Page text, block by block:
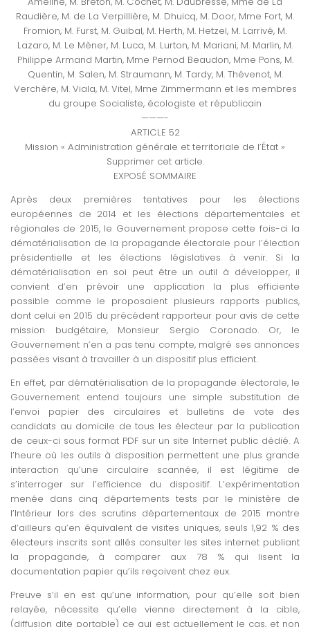
Raudière, M. de La Verpillière, M. Dhuicq, M. Door, Mme Fort, M.
Fromion, M. Furst, M. Guibal, M. Herth, M. Hetzel, M. Larrivé, M.
Lazaro, M. Le Mèner, M. Luca, M. Lurton, M. Mariani, M. Marlin, M.
Philippe Armand Martin, Mme Pernod Beaudon, Mme Pons, M.
Quentin, M. Salen, M. Straumann, M. Tardy, M. Thévenot, M.
Verchère, M. Viala, M. Vitel, Mme Zimmermann et les membres
du groupe Socialiste, écologiste et républicain
———-
ARTICLE 52
Mission « Administration générale et territoriale de l’État »
Supprimer cet article.
EXPOSÉ SOMMAIRE
Après deux premières tentatives pour les élections
européennes de 2014 et les élections départementales et
régionales de 2015, le Gouvernement propose cette fois-ci la
dématérialisation de la propagande électorale pour l’élection
présidentielle et les élections législatives à venir. Si la
dématérialisation en soi peut être un outil à développer, il
convient d’en prévoir une application la plus efficiente
possible comme le proposaient plusieurs rapports publics,
dont celui en 2015 du précédent rapporteur pour avis de cette
mission budgétaire, Monsieur Sergio Coronado. Or, le
Gouvernement n’en a pas tenu compte, malgré ses annonces
passées visant à travailler à un dispositif plus efficient.
En effet, par dématérialisation de la propagande électorale, le
Gouvernement entend toujours une simple substitution de
l’envoi papier des circulaires et bulletins de vote des
candidats au domicile de tous les électeur par la publication
de ceux-ci sous format PDF sur un site Internet public dédié. A
l’heure où les outils à disposition permettent une plus grande
interaction qu’une circulaire scannée, il est légitime de
s’interroger sur l’efficience du dispositif. L’expérimentation
menée dans cinq départements tests par le ministère de
l’Intérieur lors des scrutins départementaux de 2015 montre
d’ailleurs qu’en équivalent de visites uniques, seuls 1,92 % des
électeurs inscrits sont allés consulter les sites internet publiant
la propagande, à comparer aux 78 % qui lisent la
documentation papier qu’ils reçoivent chez eux.
Preuve s’il en est qu’une information, pour qu’elle soit bien
relayée, nécessite qu’elle vienne directement à la cible,
(diffusion dite portable) ce qui est actuellement le cas, et non